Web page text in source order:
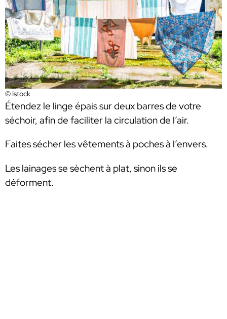
© Istock
Étendez le linge épais sur deux barres de votre
séchoir, afin de faciliter la circulation de l’air.
Faites sécher les vêtements à poches à l’envers.
Les lainages se sèchent à plat, sinon ils se
déforment.